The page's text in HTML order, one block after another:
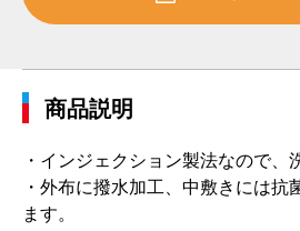
商品説明
・インジェクション製法なので、
・外布に撥水加工、中敷きには抗
ます。